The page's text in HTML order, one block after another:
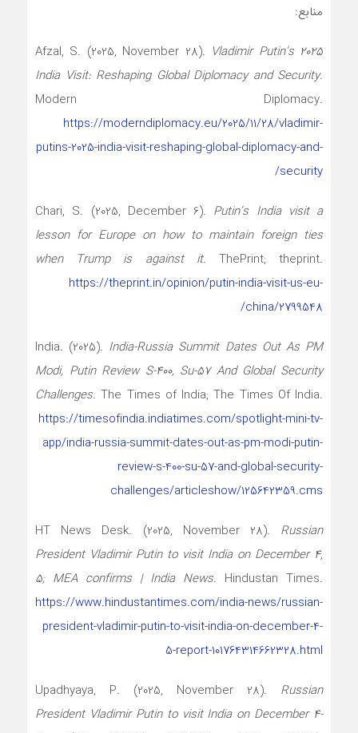
منابع:
Afzal, S. (2025, November 28). Vladimir Putin’s 2025
India Visit: Reshaping Global Diplomacy and Security.
Modern Diplomacy.
https://moderndiplomacy.eu/2025/11/28/vladimir-
putins-2025-india-visit-reshaping-global-diplomacy-and-
security/
Chari, S. (2025, December 6). Putin’s India visit a
lesson for Europe on how to maintain foreign ties
when Trump is against it. ThePrint; theprint.
https://theprint.in/opinion/putin-india-visit-us-eu-
china/2799548/
India. (2025). India-Russia Summit Dates Out As PM
Modi, Putin Review S-400, Su-57 And Global Security
Challenges. The Times of India; The Times Of India.
https://timesofindia.indiatimes.com/spotlight-mini-tv-
app/india-russia-summit-dates-out-as-pm-modi-putin-
review-s-400-su-57-and-global-security-
challenges/articleshow/125642359.cms
HT News Desk. (2025, November 28). Russian
President Vladimir Putin to visit India on December 4,
5; MEA confirms | India News. Hindustan Times.
https://www.hindustantimes.com/india-news/russian-
president-vladimir-putin-to-visit-india-on-december-4-
5-report-101764314662328.html
Upadhyaya, P. (2025, November 28). Russian
President Vladimir Putin to visit India on December 4-